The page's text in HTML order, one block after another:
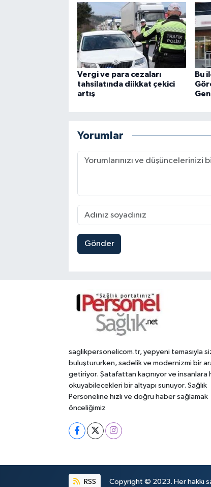
Vergi ve para cezaları
tahsilatında diikkat çekici
artış
Bu
Yorumlar
Gönder
saglikpersonelicom.tr, yepyeni temasıyla
buluştururken, sadelik ve modernizmi bir
getiriyor. Şatafattan kaçınıyor ve insanlara
okuyabilecekleri bir altyapı sunuyor. Sağlık
Personeline hızlı ve doğru haber sağlamak
önceliğimiz
RSS Copyright © 2023. Her hakkı